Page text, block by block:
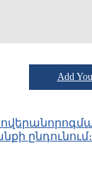
Add
ընդունում։